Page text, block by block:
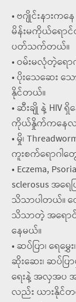
• ဗဂျိုင်းနားက
မိန်းမကိုယ်ရော
ပတ်သက်တယ်။
• ဝမ်းမလုံတဲ့ရောဂ
• ပိုးသေဆေး သ
နိုင်တယ်။
• ဆီးချို နဲ့
ကိုယ်နှိုက်ကနေ
• မှို၊
ကူးစက်ရောဂါတွ
• Eczema,
sclerosus အရေ
သိသာပါတယ်။ တ
သိသာတဲ့ အရောင်
နေမယ်။
• ဆပ်ပြာ၊ ရေမွှ
ဆိုးဆေး၊ ဆပ်ပ
ရေးနဲ့ အလှအပ
လည်း ယားနိုင်